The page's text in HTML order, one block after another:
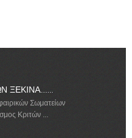
ΞΕΚΙΝΑ.......
Σωματείων
Κριτών ...